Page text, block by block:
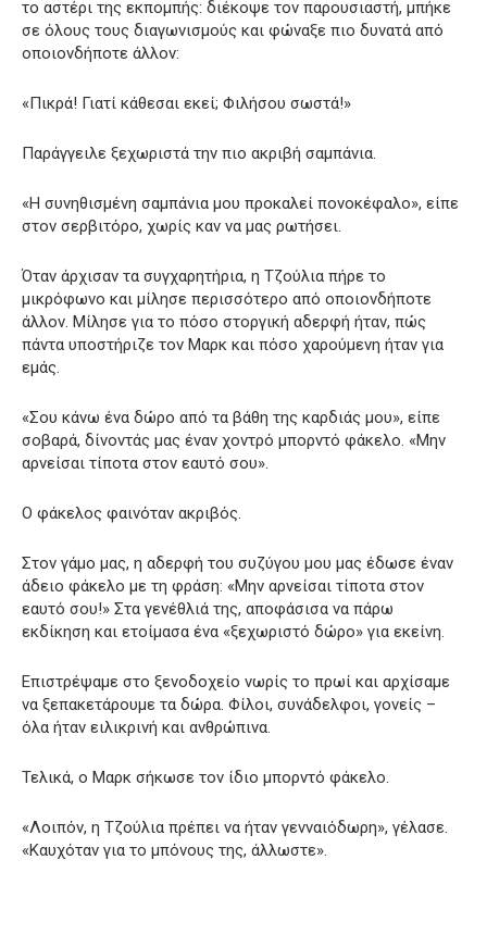
το αστέρι της εκπομπής: διέκοψε τον παρουσιαστή, μπήκε
σε όλους τους διαγωνισμούς και φώναξε πιο δυνατά από
οποιονδήποτε άλλον:
«Πικρά! Γιατί κάθεσαι εκεί; Φιλήσου σωστά!»
Παράγγειλε ξεχωριστά την πιο ακριβή σαμπάνια.
«Η συνηθισμένη σαμπάνια μου προκαλεί πονοκέφαλο», είπε
στον σερβιτόρο, χωρίς καν να μας ρωτήσει.
Όταν άρχισαν τα συγχαρητήρια, η Τζούλια πήρε το
μικρόφωνο και μίλησε περισσότερο από οποιονδήποτε
άλλον. Μίλησε για το πόσο στοργική αδερφή ήταν, πώς
πάντα υποστήριζε τον Μαρκ και πόσο χαρούμενη ήταν για
εμάς.
«Σου κάνω ένα δώρο από τα βάθη της καρδιάς μου», είπε
σοβαρά, δίνοντάς μας έναν χοντρό μπορντό φάκελο. «Μην
αρνείσαι τίποτα στον εαυτό σου».
Ο φάκελος φαινόταν ακριβός.
Στον γάμο μας, η αδερφή του συζύγου μου μας έδωσε έναν
άδειο φάκελο με τη φράση: «Μην αρνείσαι τίποτα στον
εαυτό σου!» Στα γενέθλιά της, αποφάσισα να πάρω
εκδίκηση και ετοίμασα ένα «ξεχωριστό δώρο» για εκείνη.
Επιστρέψαμε στο ξενοδοχείο νωρίς το πρωί και αρχίσαμε
να ξεπακετάρουμε τα δώρα. Φίλοι, συνάδελφοι, γονείς –
όλα ήταν ειλικρινή και ανθρώπινα.
Τελικά, ο Μαρκ σήκωσε τον ίδιο μπορντό φάκελο.
«Λοιπόν, η Τζούλια πρέπει να ήταν γενναιόδωρη», γέλασε.
«Καυχόταν για το μπόνους της, άλλωστε».